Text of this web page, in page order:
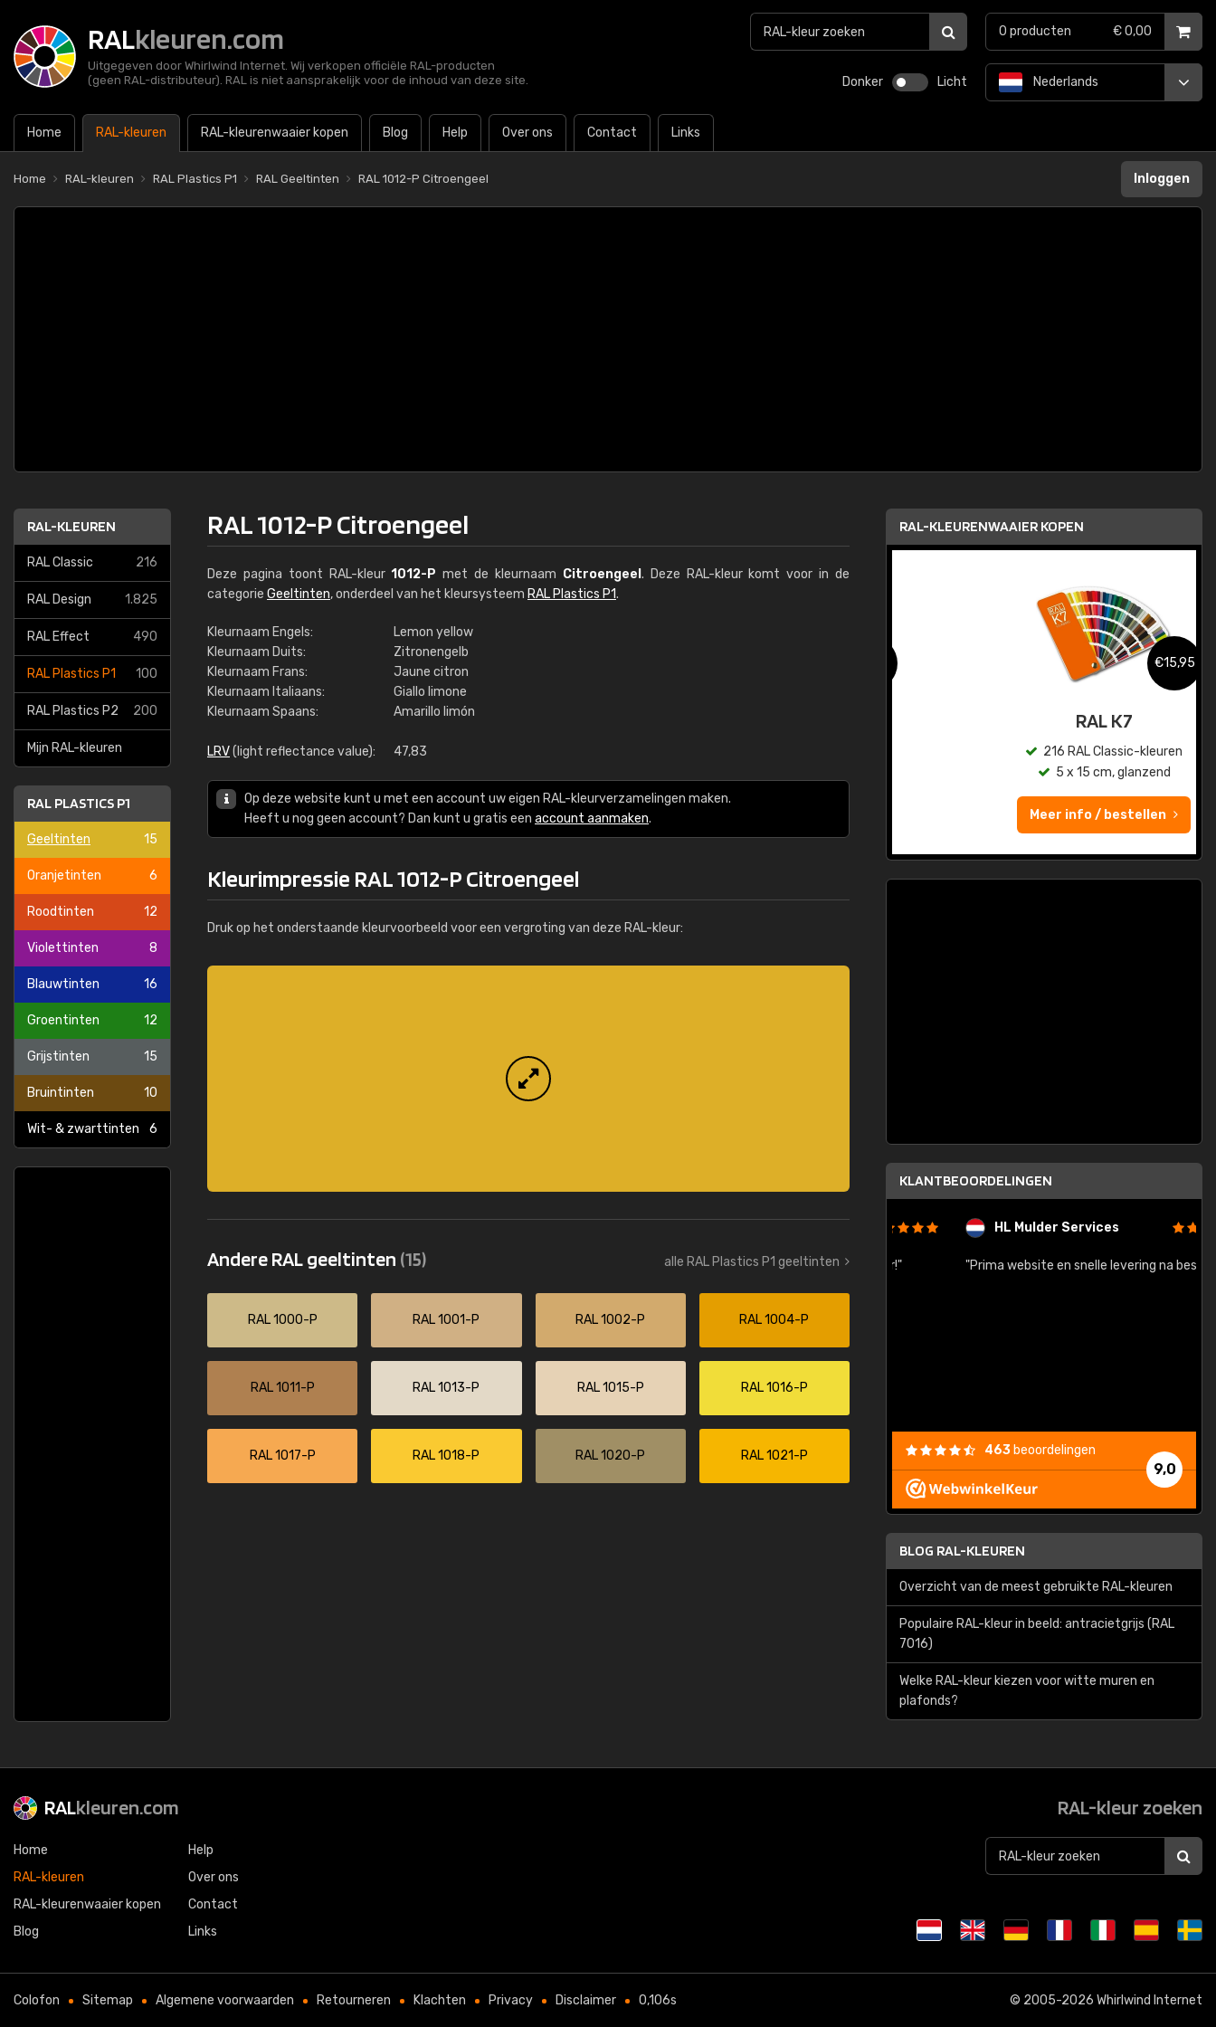
RALkleuren.com
Uitgegeven door Whirlwind Internet. Wij verkopen officiële RAL-producten
(geen RAL-distributeur). RAL is niet aansprakelijk voor de inhoud van deze site.
Donker Licht
Home RAL-kleuren RAL-kleurenwaaier kopen Blog Help Over ons Contact Links
Nederlands
0 producten € 0,00
Home RAL-kleuren RAL Plastics P1 RAL Geeltinten RAL 1012-P Citroengeel Inloggen
RAL-KLEUREN
RAL Classic 216
RAL Design 1.825
RAL Effect 490
RAL Plastics P1 100
RAL Plastics P2 200
Mijn RAL-kleuren
RAL PLASTICS P1
Geeltinten 15
Oranjetinten 6
Roodtinten 12
Violettinten 8
Blauwtinten 16
Groentinten 12
Grijstinten 15
Bruintinten 10
Wit- & zwarttinten 6
RAL 1012-P Citroengeel
Deze pagina toont RAL-kleur1012-P met de kleurnaam Citroengeel . Deze RAL-kleur komt voor in de
categorie Geeltinten, onderdeel van het kleursysteem RAL Plastics P1.
Kleurnaam Engels:
Lemon yellow
Kleurnaam Duits:
Zitronengelb
Kleurnaam Frans:
Jaune citron
Kleurnaam Italiaans:
Giallo limone
Kleurnaam Spaans:
Amarillo limón
LRV(light reflectance value): 47,83
Op deze website kunt u met een account uw eigen RAL-kleurverzamelingen maken.
Heeft u nog geen account? Dan kunt u gratis een account aanmaken.
Kleurimpressie RAL 1012-P Citroengeel
Druk op het onderstaande kleurvoorbeeld voor een vergroting van deze RAL-kleur:
Andere RAL geeltinten (15) alle RAL Plastics P1 geeltinten
RAL 1000-P RAL 1001-P RAL 1002-P RAL 1004-P
RAL 1011-P RAL 1013-P RAL 1015-P RAL 1016-P
RAL 1017-P RAL 1018-P RAL 1020-P RAL 1021-P
RAL-KLEURENWAAIER KOPEN
€15,95
216 RAL Classic-kleuren
5 x 15 cm, glanzend
Meer info / bestellen
KLANTBEOORDELINGEN
"Super snelle service en zeer betaalbaar!"
HL Mulder Services
"Prima website en snelle levering na bestelling"
9,0
463 beoordelingen
BLOG RAL-KLEUREN
Overzicht van de meest gebruikte RAL-kleuren
Populaire RAL-kleur in beeld: antracietgrijs (RAL
7016)
Welke RAL-kleur kiezen voor witte muren en
plafonds?
RALkleuren.com
Home
RAL-kleuren
RAL-kleurenwaaier kopen
Blog
Help
Over ons
Contact
Links
RAL-kleur zoeken
Colofon Sitemap Algemene voorwaarden Retourneren Klachten Privacy Disclaimer 0,106s © 2005-2026 Whirlwind Internet